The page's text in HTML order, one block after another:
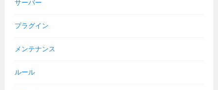
サーバー
プラグイン
メンテナンス
ルール